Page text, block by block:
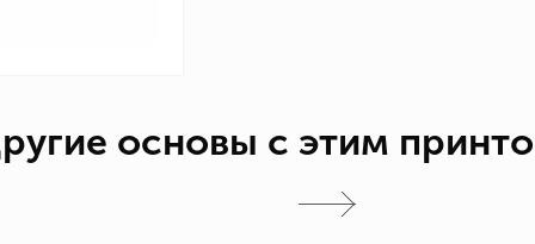
основы с этим